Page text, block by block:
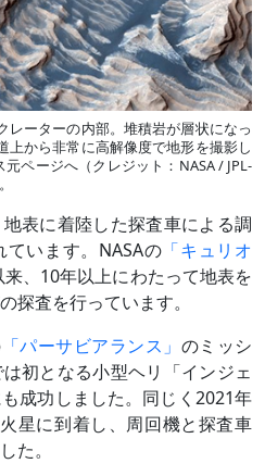
レーターの内部。堆積岩が層状になっ
上から非常に高解像度で地形を撮影し
ページへ（クレジット：NASA / JPL-
表に着陸した探査車による調
います。NASAの 「キュリオ
、10年以上にわたって地表を
探査を行っています。
「パーサビアランス」 のミッシ
初となる小型ヘリ「インジェ
成功しました。同じく2021年
星に到着し、周回機と探査車
た。